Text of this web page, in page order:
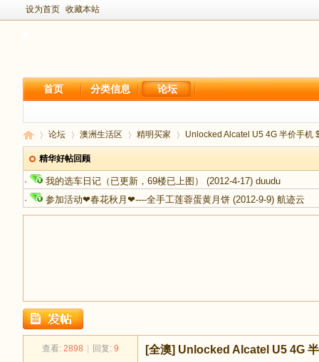
设为首页 收藏本站
首页 分类信息 论坛
新
足
›
论坛
›
澳洲生活区
›
精明买家
›
Unlocked Alcatel U5 4G 半价手机
精华好帖回顾
· 我的选车日记（已更新，69楼已上图） (2012-4-17) duudu
·
参加活动❤春花秋月❤----全手工莲蓉蛋黄月饼 (2012-9-9) 航迹云
查看: 2898 回复: 9 [全澳] Unlocked Alcatel U5 4G